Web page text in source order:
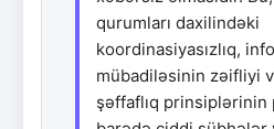
qurumları daxilindəki
koordinasiyasızlıq,
mübadiləsinin zəifliyi
şəffaflıq prinsiplərinin